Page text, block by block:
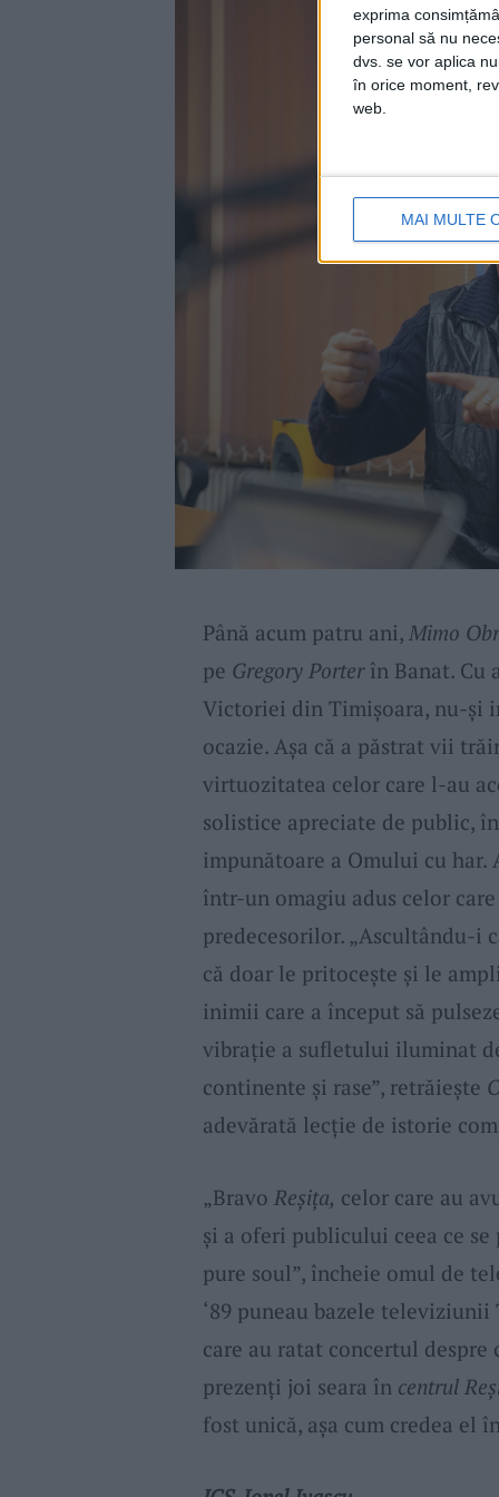
exprima
personal să nu
dvs. se vor aplica
în orice moment,
web.
MAI MULTE
Până acum patru ani, Mimo
pe Gregory Porterîn Banat. Cu
Victoriei din Timişoara, nu-şi
ocazie. Aşa că a păstrat vii
virtuozitatea celor care l-au
solistice apreciate de public,
impunătoare a Omului cu har.
într-un omagiu adus celor
predecesorilor. „Ascultându-i
că doar le pritocește și le
inimii care a început să
vibrație a sufletului iluminat
continente și rase”, retrăieşte
adevărată lecție de istorie
„Bravo Reșița, celor care au
și a oferi publicului ceea ce
pure soul”, încheie omul de
‘89 puneau bazele
care au ratat concertul despre
prezenţi joi seara în centrul
fost unică, aşa cum credea el